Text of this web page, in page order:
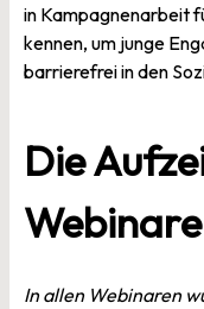
in Kampagnenarbeit
kennen, um junge
barrierefrei in den
Die
Webinare
In allen Webinaren